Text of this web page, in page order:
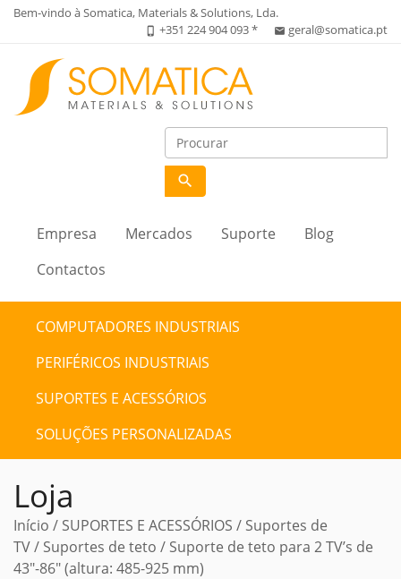
Bem-vindo à Somatica, Materials & Solutions, Lda.
phone_iphone +351 224 904 093 * email geral@somatica.pt
search
Empresa Mercados Suporte
Blog
Contactos
COMPUTADORES INDUSTRIAIS
PERIFÉRICOS INDUSTRIAIS
SUPORTES E ACESSÓRIOS
SOLUÇÕES PERSONALIZADAS
Loja
Início / SUPORTES E ACESSÓRIOS / Suportes de
TV/ Suportes de teto / Suporte de teto para 2 TV’s de
43″-86″ (altura: 485-925 mm)